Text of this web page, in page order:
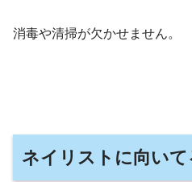
消毒や清掃が欠かせません。
ネイリストに向い